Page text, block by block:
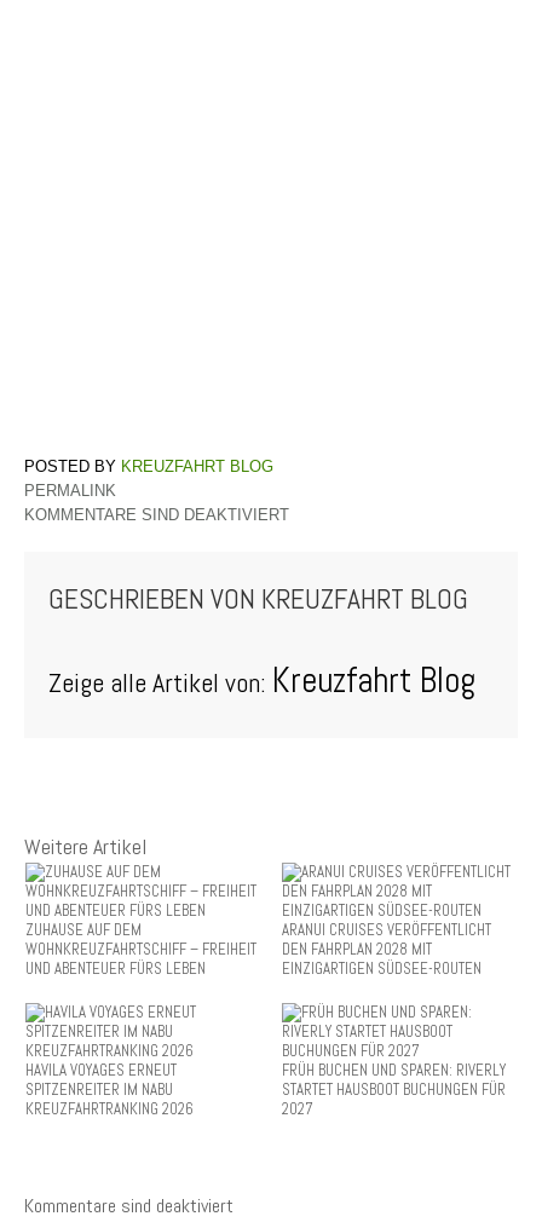
KREUZFAHRT BLOG
PERMALINK
KOMMENTARE SIND DEAKTIVIERT
GESCHRIEBEN VON KREUZFAHRT BLOG
Zeige alle Artikel von: Kreuzfahrt Blog
Weitere Artikel
ZUHAUSE AUF DEM
WOHNKREUZFAHRTSCHIFF – FREIHEIT
UND ABENTEUER FÜRS LEBEN
ARANUI CRUISES VERÖFFENTLICHT
DEN FAHRPLAN 2028 MIT
EINZIGARTIGEN SÜDSEE-ROUTEN
HAVILA VOYAGES ERNEUT
SPITZENREITER IM NABU
KREUZFAHRTRANKING 2026
FRÜH BUCHEN UND SPAREN: RIVERLY
STARTET HAUSBOOT BUCHUNGEN FÜR
2027
Kommentare sind deaktiviert